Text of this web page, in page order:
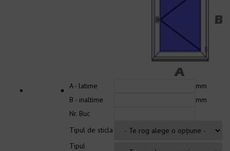
A - latime
mm
B - inaltime
mm
Nr. Buc
Tipul de sticla
Tipul